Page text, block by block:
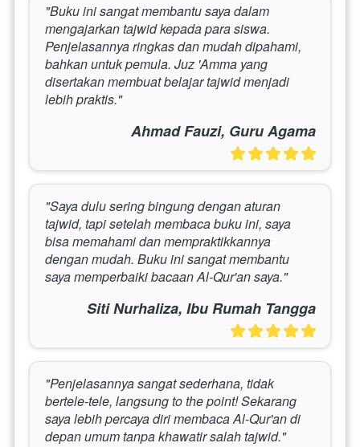
"Buku ini sangat membantu saya dalam
mengajarkan tajwid kepada para siswa.
Penjelasannya ringkas dan mudah dipahami,
bahkan untuk pemula. Juz 'Amma yang
disertakan membuat belajar tajwid menjadi
lebih praktis."
Ahmad Fauzi, Guru Agama
"Saya dulu sering bingung dengan aturan
tajwid, tapi setelah membaca buku ini, saya
bisa memahami dan mempraktikkannya
dengan mudah. Buku ini sangat membantu
saya memperbaiki bacaan Al-Qur'an saya."
Siti Nurhaliza, Ibu Rumah Tangga
"Penjelasannya sangat sederhana, tidak
bertele-tele, langsung to the point! Sekarang
saya lebih percaya diri membaca Al-Qur'an di
depan umum tanpa khawatir salah tajwid."